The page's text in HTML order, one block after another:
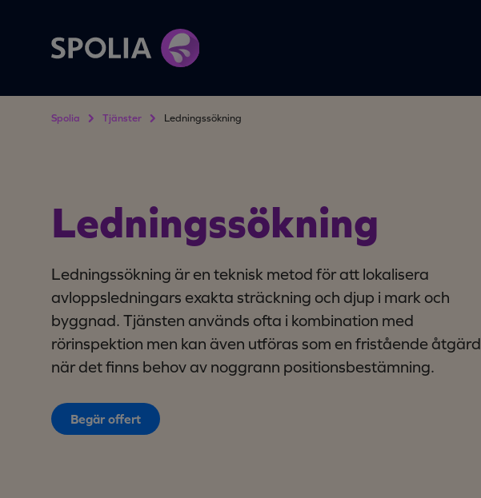
Spolia Tjänster Ledningssökning
Ledningssökning
Ledningssökning är en teknisk metod för att lokalisera
avloppsledningars exakta sträckning och djup i mark och
byggnad. Tjänsten används ofta i kombination med
rörinspektion men kan även utföras som en fristående åtgärd
när det finns behov av noggrann positionsbestämning.
Begär offert